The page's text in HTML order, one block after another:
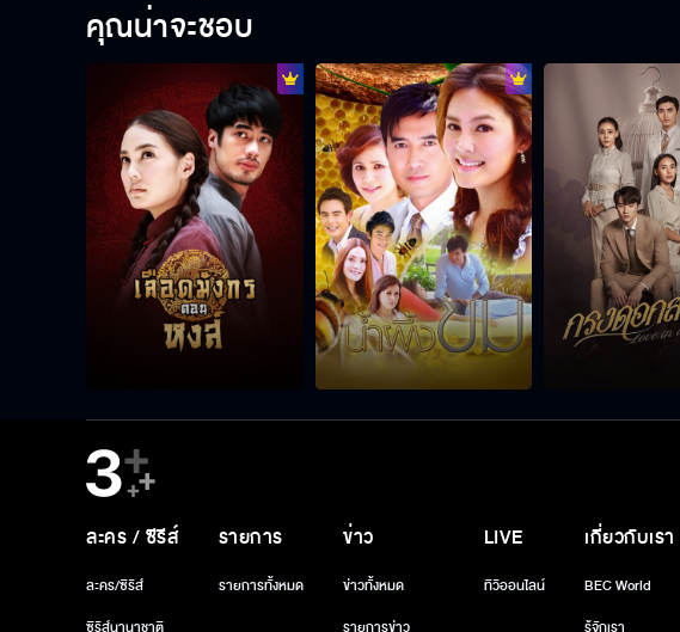
คุณน่าจะชอบ
ละคร / ซีรีส์
ละคร/ซีรีส์
รายการ
รายการทั้งหมด
ข่าว
ข่าวทั้งหมด
LIVE
ทีวีออนไลน์
เกี่ยวกับเรา
BEC World